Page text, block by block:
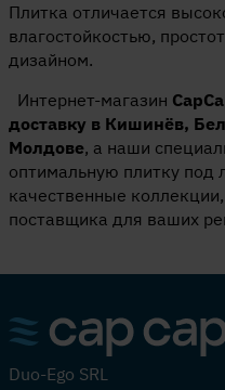
Плитка отличается
влагостойкостью,
дизайном.
Интернет-магазин
доставку в Кишинёв,
Молдове, а наши
оптимальную плитку под
качественные
поставщика для ваших
Duo-Ego SRL